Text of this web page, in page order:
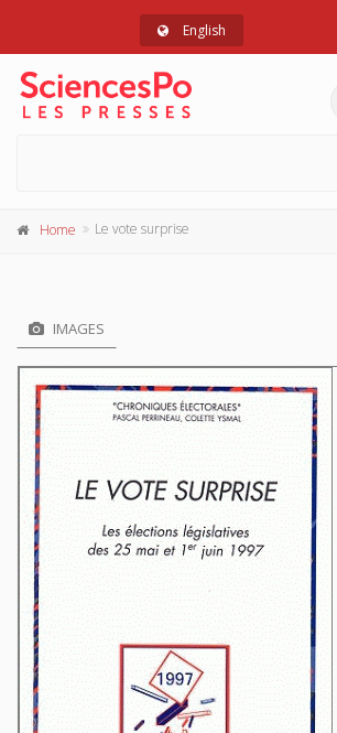
English
Home Le vote surprise
IMAGES